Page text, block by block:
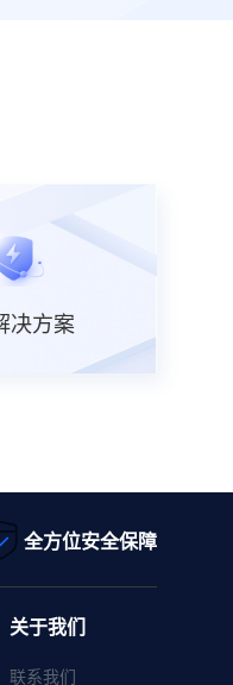
决方案
全方位安全保障
关于我们
联系我们